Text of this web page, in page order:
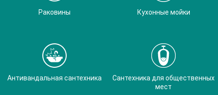
Раковины Кухонные мойки
Антивандальная сантехника
Сантехника для общественных
мест